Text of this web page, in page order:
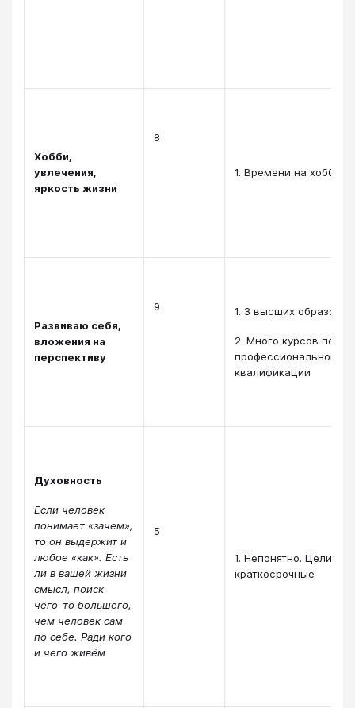
Хобби,
увлечения,
яркость жизни
8
1. Времени на хобби
Развиваю себя,
вложения на
перспективу
9 1. 3 высших
2. Много курсов
профессиональной
квалификации
Духовность
Если человек
понимает «зачем»,
то он выдержит и
любое «как». Есть
ли в вашей жизни
смысл, поиск
чего-то большего,
чем человек сам
по себе. Ради кого
и чего живём
5
1. Непонятно. Цели
краткосрочные